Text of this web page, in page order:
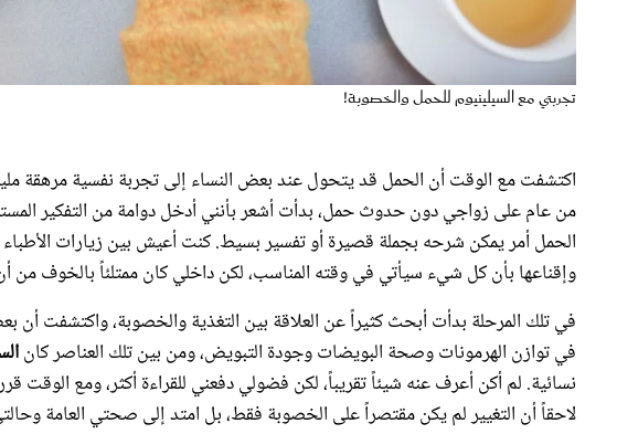
تجربتي مع السيلينيوم للحمل والخصوبة!
اكتشفت مع الوقت أن الحمل قد يتحول عند بعض النساء إلى تجربة نفسية مرهقة مليئة
من عام على زواجي دون حدوث حمل، بدأت أشعر بأنني أدخل دوامة من التفكير
الحمل أمر يمكن شرحه بجملة قصيرة أو تفسير بسيط. كنت أعيش بين زيارات
وإقناعها بأن كل شيء سيأتي في وقته المناسب، لكن داخلي كان ممتلئاً بالخوف من
في تلك المرحلة بدأت أبحث كثيراً عن العلاقة بين التغذية والخصوبة، واكتشفت أن
في توازن الهرمونات وصحة البويضات وجودة التبويض، ومن بين تلك العناصر كان
نسائية. لم أكن أعرف عنه شيئاً تقريباً، لكن فضولي دفعني للقراءة أكثر، ومع
لاحقاً أن التغيير لم يكن مقتصراً على الخصوبة فقط، بل امتد إلى صحتي العامة